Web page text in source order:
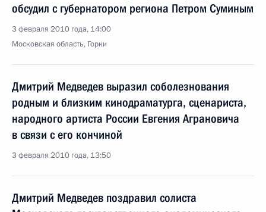
обсудил с губернатором региона Петром Суминым
3 февраля 2010 года, 14:00
Московская область, Горки
Дмитрий Медведев выразил соболезнования
родным и близким кинодраматурга, сценариста,
народного артиста России Евгения Аграновича
в связи с его кончиной
3 февраля 2010 года, 13:50
Дмитрий Медведев поздравил солиста